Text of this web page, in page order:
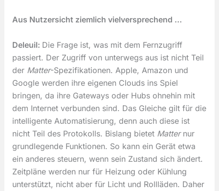
Aus Nutzersicht ziemlich vielversprechend …
Deleuil: Die Frage ist, was mit dem Fernzugriff
passiert. Der Zugriff von unterwegs aus ist nicht Teil
der Matter-Spezifikationen. Apple, Amazon und
Google werden ihre eigenen Clouds ins Spiel
bringen, da ihre Gateways oder Hubs ohnehin mit
dem Internet verbunden sind. Das Gleiche gilt für die
intelligente Automatisierung, denn auch diese ist
nicht Teil des Protokolls. Bislang bietet Matternur
grundlegende Funktionen. So kann ein Gerät etwa
ein anderes steuern, wenn sein Zustand sich ändert.
Zeitpläne werden nur für Heizung oder Kühlung
unterstützt, nicht aber für Licht und Rollläden. Daher